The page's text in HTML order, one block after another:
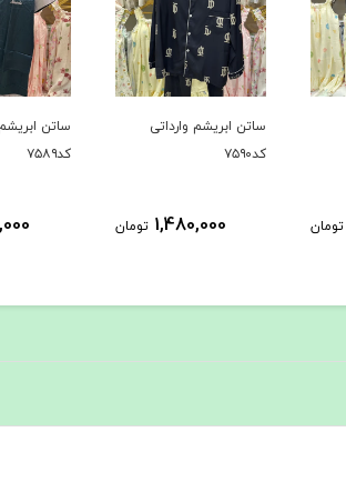
تومان
ساتن ابریشم وارداتی
کد۷۵۹۰
1,480,000 تومان
ساتن
کد۷۵۸۹